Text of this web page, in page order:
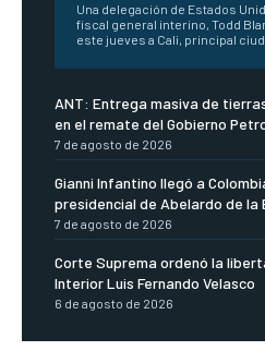
Una delegación de Estados
fiscal general interino, Todd
este jueves a Cali, principal
ANT: Entrega masiva de
en el remate del Gobierno
7 de agosto de 2026
Gianni Infantino llegó a
presidencial de Abelardo de la
7 de agosto de 2026
Corte Suprema ordenó la
Interior Luis Fernando Velasco
6 de agosto de 2026